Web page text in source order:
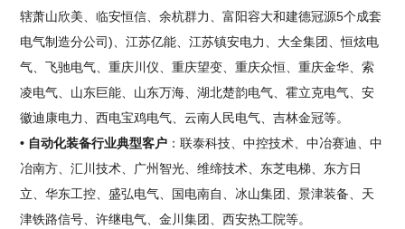
辖萧山欣美、临安恒信、余杭群力、富阳容大和建德冠源5个成套
电气制造分公司)、江苏亿能、江苏镇安电力、大全集团、恒炫电
气、飞驰电气、重庆川仪、重庆望变、重庆众恒、重庆金华、索
凌电气、山东巨能、山东万海、湖北楚韵电气、霍立克电气、安
徽迪康电力、西电宝鸡电气、云南人民电气、吉林金冠等。
• 自动化装备行业典型客户 ：联泰科技、中控技术、中冶赛迪、中
冶南方、汇川技术、广州智光、维缔技术、东芝电梯、东方日
立、华东工控、盛弘电气、国电南自、冰山集团、景津装备、天
津铁路信号、许继电气、金川集团、西安热工院等。